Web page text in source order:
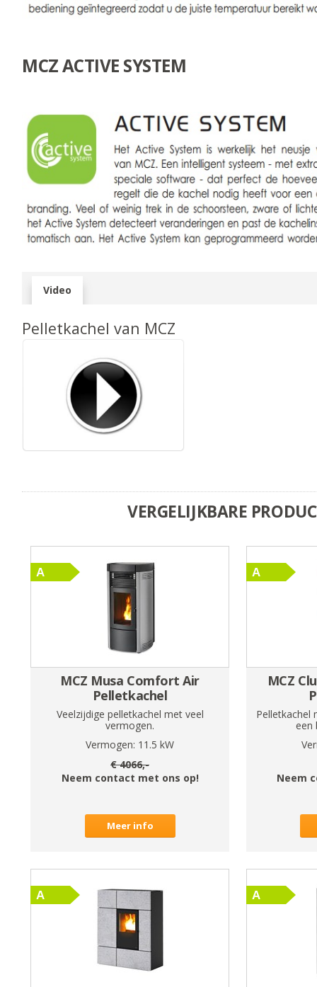
MCZ ACTIVE SYSTEM
Video
Pelletkachel van MCZ
VERGELIJKBARE
MCZ Musa Comfort Air
Pelletkachel
Veelzijdige pelletkachel met veel
vermogen.
Vermogen: 11.5 kW
€4066,-
Neem contact met ons op!
Meer info
MCZ
Pelletkachel
een
Neem